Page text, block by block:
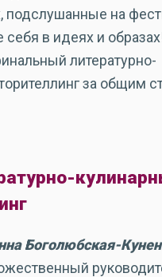
на
себя в идеях и
литературно-
за общим
Боголюбская-